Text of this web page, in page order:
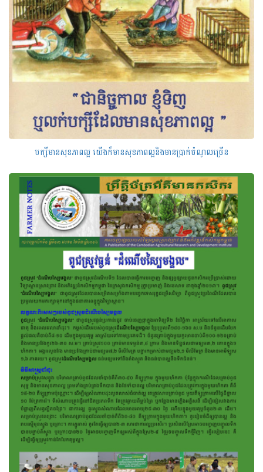
បក្សីមាន​សុខភាព​ល្អ យើង​ក៏មាន​សុខភាពល្អ​និង​មាន​ប្រាក់ចំណូល​ច្រើន​